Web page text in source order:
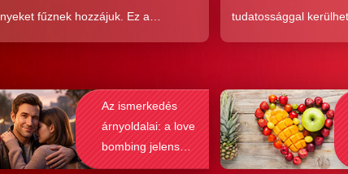
fűznek hozzájuk. Ez a
egyáltalán nem véletlen,
könnyen és gyorsan lehet sikereket
a flörtölésben. A legfőbb kérdés
az, hogy ezek az alkalmazások
hozzásegítenek-e minket egy
tudatossággal
ellenére ez a
hatékonyság, amit
felülmúlható.
Az ismerkedés
árnyoldalai: a love
bombing jelenség
felismerése